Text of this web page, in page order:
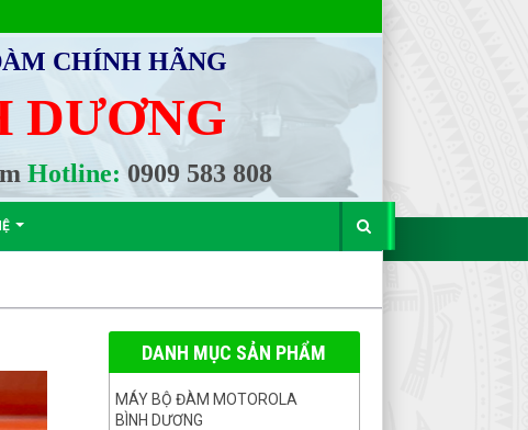
CHÍNH HÃNG
DƯƠNG
Hotline:0909 583 808
DANH MỤC SẢN PHẨM
MÁY BỘ ĐÀM MOTOROLA
BÌNH DƯƠNG